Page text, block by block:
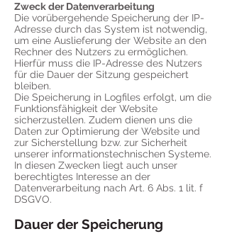
Zweck der Datenverarbeitung
Die vorübergehende Speicherung der IP-
Adresse durch das System ist notwendig,
um eine Auslieferung der Website an den
Rechner des Nutzers zu ermöglichen.
Hierfür muss die IP-Adresse des Nutzers
für die Dauer der Sitzung gespeichert
bleiben.
Die Speicherung in Logfiles erfolgt, um die
Funktionsfähigkeit der Website
sicherzustellen. Zudem dienen uns die
Daten zur Optimierung der Website und
zur Sicherstellung bzw. zur Sicherheit
unserer informationstechnischen Systeme.
In diesen Zwecken liegt auch unser
berechtigtes Interesse an der
Datenverarbeitung nach Art. 6 Abs. 1 lit. f
DSGVO.
Dauer der Speicherung